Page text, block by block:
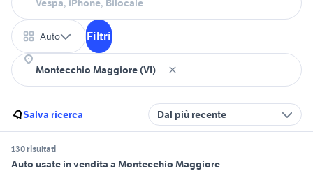
Auto Filtri
Salva ricerca Dal più recente
130 risultati
Auto usate in vendita a Montecchio Maggiore